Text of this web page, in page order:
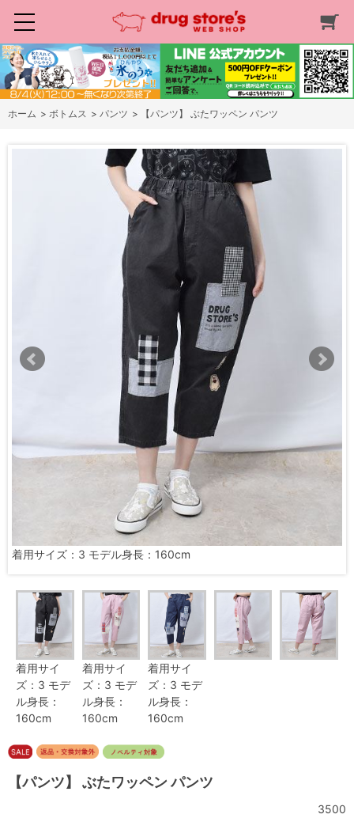
ホーム > ボトムス > パンツ > 【パンツ】 ぶたワッペン パンツ
着用サイズ：3 モデル身長：160cm
着用サイ
ズ：3 モデ
ル身長：
160cm
着用サイ
ズ：3 モデ
ル身長：
160cm
着用サイ
ズ：3 モデ
ル身長：
160cm
【パンツ】 ぶたワッペン パンツ
3500